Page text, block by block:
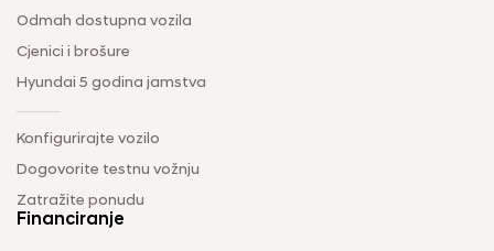
Odmah dostupna vozila
Cjenici i brošure
Hyundai 5 godina jamstva
Konfigurirajte vozilo
Dogovorite testnu vožnju
Zatražite ponudu
Financiranje